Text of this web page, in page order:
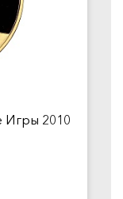
Игры 2010